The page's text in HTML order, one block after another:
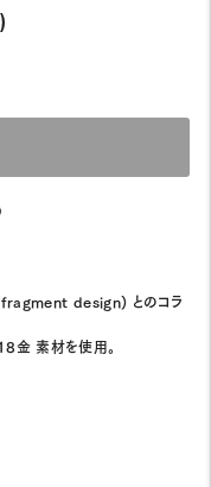
(fragment design) とのコラ
金 素材を使用。